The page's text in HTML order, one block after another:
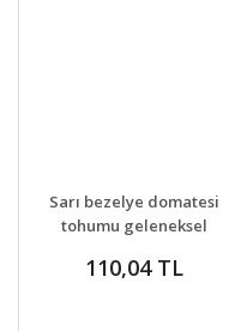
DETAYLAR SEPETE EKLE
Sarı bezelye domatesi
tohumu geleneksel
110,04 TL